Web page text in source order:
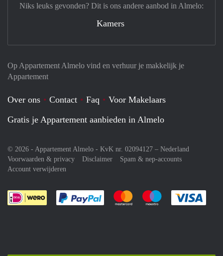
Op Appartement Almelo vind en verhuur je makkelijk je
Appartement
Over ons Contact Faq
Voor Makelaars
Gratis je Appartement aanbieden in Almelo
© 2026 - Appartement Almelo - KvK nr. 02094127 – Nederland
Voorwaarden & privacy
Disclaimer
Spam & nep-accounts
Account verwijderen
Je rekent gemakkelijk af met Paypal
Je rekent gemakkelijk af met
Je rekent
Niks leuks gevonden? Dit is ons andere aanbod in Almelo:
Kamers